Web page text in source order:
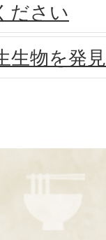
ださい
生物を発